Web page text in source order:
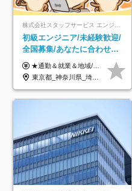
株式会社スタッフサービス エンジニアリング事業本部
初級エンジニア/未経験歓迎/
全国募集/あなたに合わせた
オリジナル研修をご用
意/AI・IoT/残業平均8時間
★通勤＆就業＆地域/住宅＆役職手当あり ★残業代は全額支給 ★選べる給与制度あり！ ■東京・神奈川・千葉・埼玉勤務の場合 月給24.5万円～55万円＋諸手当 （残業代は全額支給） (20,000円の地域/住宅手当込み) ■愛知・京都・大阪・兵庫勤務の場合 月給24万円以上＋諸手当 （残業代は全額支給） (15,000円の地域/住宅手当込み) ■茨城・栃木・群馬・静岡・三重・滋賀・広島・福岡勤務の場合 月給23.5万円以上＋諸手当 （残業代は全額支給） (10,000円の地域/住宅手当込み) ■北海道・宮城・山梨・長野・岐阜・奈良・和歌山・岡山勤務の場合 月給23万円以上＋諸手当 （残業代は全額支給） (5,000円の地域/住宅手当込み) ■その他のエリア勤務の場合 月給22.5万円以上＋諸手当 （残業代は全額支給） ※経験や能力を考慮し、当社規定により優遇します 【昇給：年一回実施】 【選べる給与制度】 ★収入を重視する方に… 「変動型人事制度」の選択も可能（派遣先からの評価に応じて収入アップ！） ※年2回のタイミングで希望者と面談の上決定します。
東京都_神奈川県_埼玉県_千葉県_大阪府_愛知県_北海道_岩手県_宮城県_山形県_福島県_茨城県_栃木県_群馬県_山梨県_長野県_富山県_石川県_静岡県_岐阜県_三重県_兵庫県_京都府_滋賀県_奈良県_広島県_岡山県_山口県_愛媛県_福岡県_熊本県_長崎県